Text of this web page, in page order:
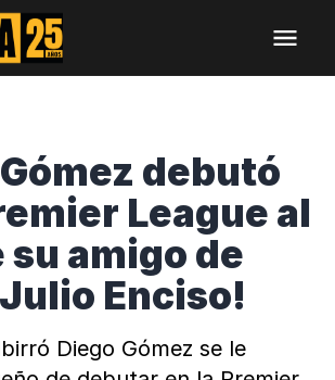
debutó
League al
su amigo de
Enciso!
Diego Gómez se le